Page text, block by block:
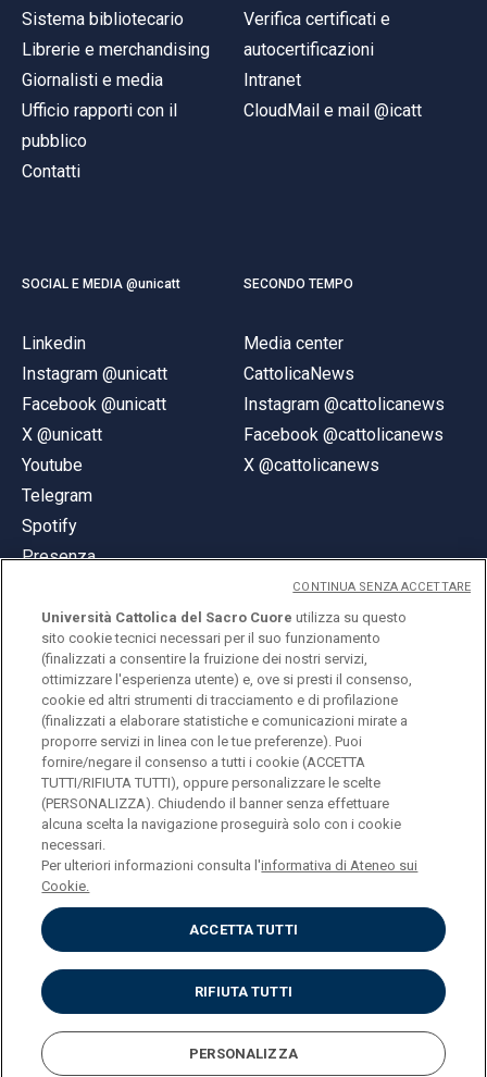
Sistema bibliotecario
Librerie e merchandising
Giornalisti e media
Ufficio rapporti con il
pubblico
Contatti
Verifica certificati e
autocertificazioni
Intranet
CloudMail e mail @icatt
SOCIAL E MEDIA @unicatt
Linkedin
Instagram @unicatt
Facebook @unicatt
X @unicatt
Youtube
Telegram
Spotify
Presenza
SECONDO TEMPO
Media center
CattolicaNews
Instagram @cattolicanews
Facebook @cattolicanews
X @cattolicanews
© Università Cattolica del Sacro Cuore
Largo A. Gemelli 1, 20123 Milano
PI 02133120150
ENGLISH
Privacy
Accessibilità
Cookies
Impostazione Cookies
Università Cattolica del Sacro Cuore utilizza su questo
sito cookie tecnici necessari per il suo funzionamento
(finalizzati a consentire la fruizione dei nostri servizi,
ottimizzare l'esperienza utente) e, ove si presti il consenso,
cookie ed altri strumenti di tracciamento e di profilazione
(finalizzati a elaborare statistiche e comunicazioni mirate a
proporre servizi in linea con le tue preferenze). Puoi
fornire/negare il consenso a tutti i cookie (ACCETTA
TUTTI/RIFIUTA TUTTI), oppure personalizzare le scelte
(PERSONALIZZA). Chiudendo il banner senza effettuare
alcuna scelta la navigazione proseguirà solo con i cookie
necessari.
Per ulteriori informazioni consulta l'informativa di Ateneo sui
Cookie.
ACCETTA TUTTI
RIFIUTA TUTTI
PERSONALIZZA
CONTINUA SENZA ACCETTARE